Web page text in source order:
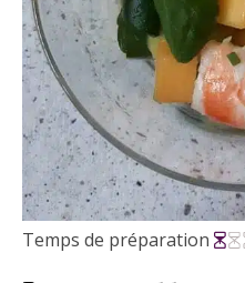
Temps de préparation